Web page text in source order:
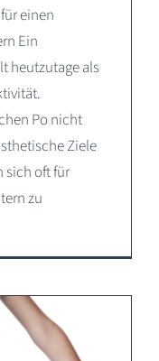
einen
Ein
heutzutage als
Po nicht
Ziele
sich oft für
zu